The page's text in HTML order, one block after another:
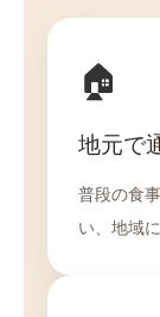
🏠
地元で
普段の食
い、地域